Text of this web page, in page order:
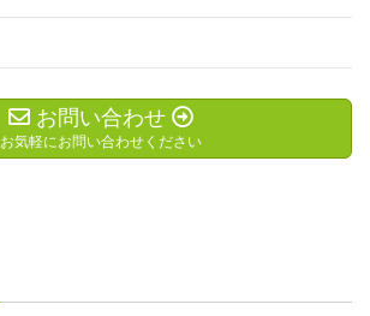
お問い合わせ
お気軽にお問い合わせください